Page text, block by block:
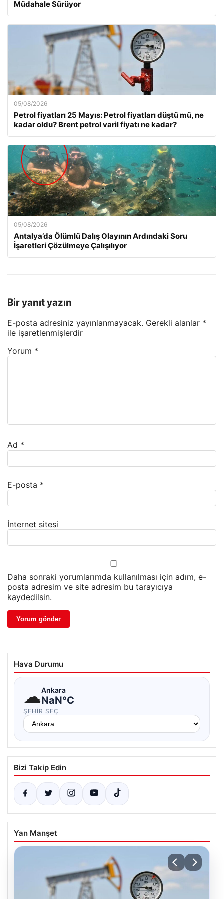
Müdahale Sürüyor
05/08/2026
Petrol fiyatları 25 Mayıs: Petrol fiyatları düştü mü, ne
kadar oldu? Brent petrol varil fiyatı ne kadar?
05/08/2026
Antalya’da Ölümlü Dalış Olayının Ardındaki Soru
İşaretleri Çözülmeye Çalışılıyor
Bir yanıt yazın
E-posta adresiniz yayınlanmayacak. Gerekli alanlar *
ile işaretlenmişlerdir
Yorum *
Ad *
E-posta *
İnternet sitesi
Daha sonraki yorumlarımda kullanılması için adım, e-
posta adresim ve site adresim bu tarayıcıya
kaydedilsin.
Hava Durumu
☁Ankara
NaN°C
ŞEHIR SEÇ
Bizi Takip Edin
Yan Manşet